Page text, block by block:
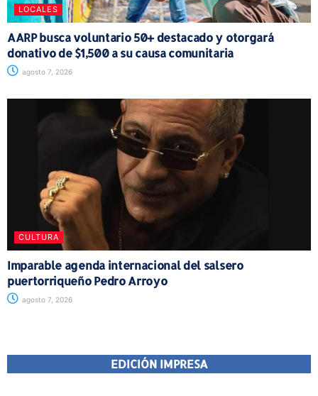
LOCALES
AARP busca voluntario 50+ destacado y otorgará
donativo de $1,500 a su causa comunitaria
agosto 7, 2026
CULTURA
Imparable agenda internacional del salsero
puertorriqueño Pedro Arroyo
agosto 7, 2026
EDICIÓN IMPRESA